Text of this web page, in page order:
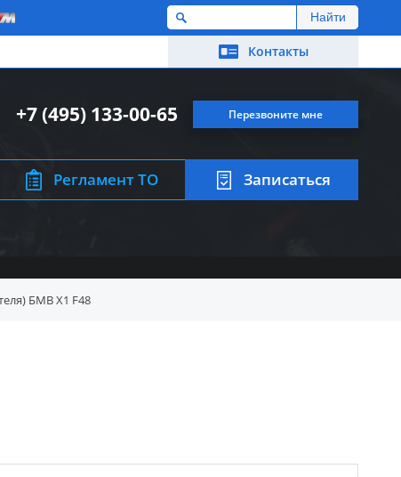
Контакты
Перезвоните мне
+7 (495) 133-00-65
Регламент ТО Записаться
БМВ X1 F48